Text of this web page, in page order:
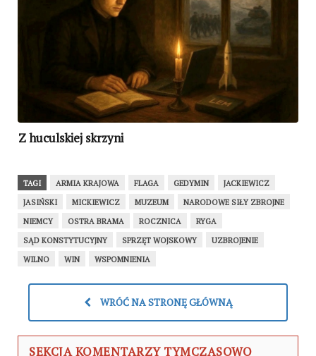
Z huculskiej skrzyni
TAGI ARMIA KRAJOWA FLAGA GEDYMIN
JACKIEWICZ
JASIŃSKI
MICKIEWICZ MUZEUM
NARODOWE SIŁY ZBROJNE
NIEMCY
OSTRA BRAMA ROCZNICA
RYGA
SĄD KONSTYTUCYJNY
SPRZĘT WOJSKOWY
UZBROJENIE
WILNO
WIN WSPOMNIENIA
WRÓĆ NA STRONĘ GŁÓWNĄ
SEKCJA KOMENTARZY TYMCZASOWO